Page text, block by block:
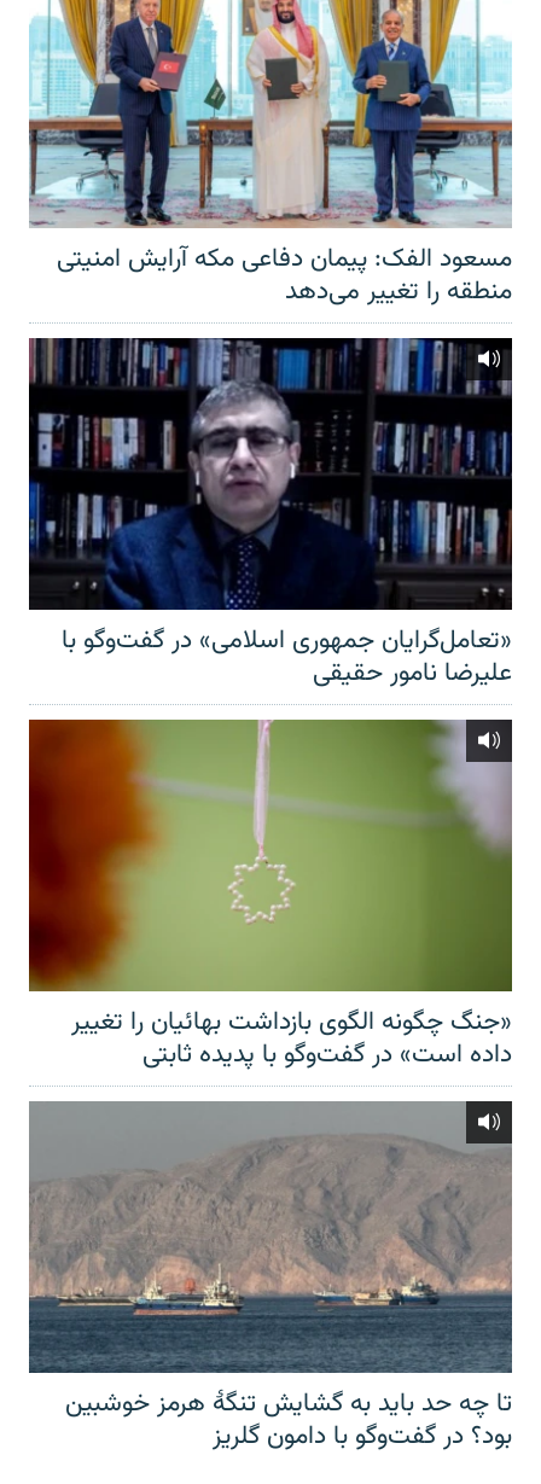
مسعود الفک: پیمان دفاعی مکه آرایش امنیتی
منطقه را تغییر می‌دهد
«تعامل‌گرایان جمهوری اسلامی» در گفت‌وگو با
علیرضا نامور حقیقی
«جنگ چگونه الگوی بازداشت بهائیان را تغییر
داده است» در گفت‌وگو با پدیده ثابتی
تا چه حد باید به گشایش تنگهٔ هرمز خوشبین
بود؟ در گفت‌وگو با دامون گلریز